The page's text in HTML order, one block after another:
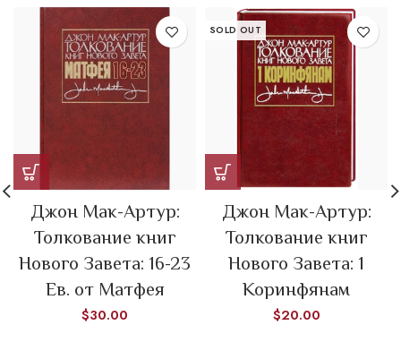
Джон Мак-Артур:
Толкование книг
Нового Завета: 16-23
Ев. от Матфея
$30.00
SOLD OUT
Джон Мак-Артур:
Толкование книг
Нового Завета: 1
Коринфянам
$20.00